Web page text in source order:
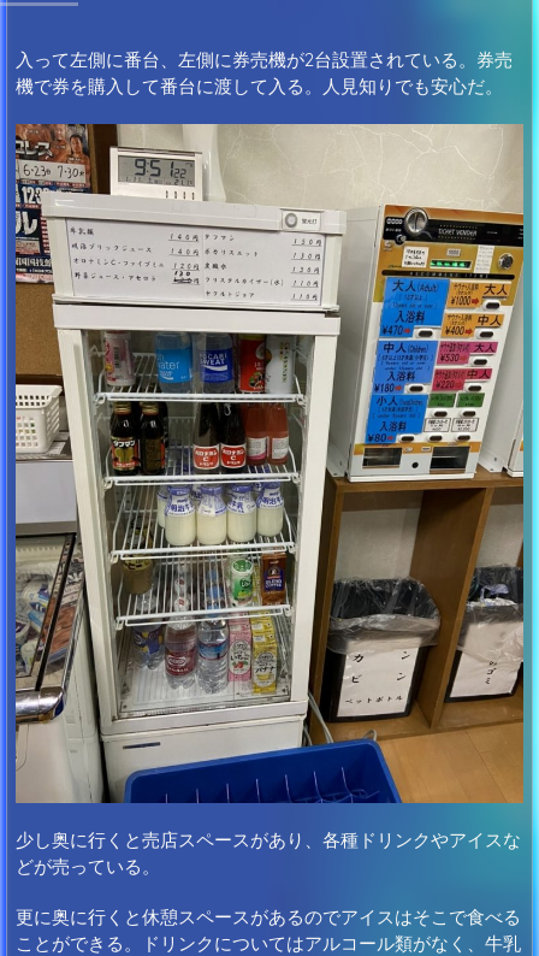
入って左側に番台、左側に券売機が2台設置されている。券売
機で券を購入して番台に渡して入る。人見知りでも安心だ。
少し奥に行くと売店スペースがあり、各種ドリンクやアイスな
どが売っている。
更に奥に行くと休憩スペースがあるのでアイスはそこで食べる
ことができる。ドリンクについてはアルコール類がなく、牛乳